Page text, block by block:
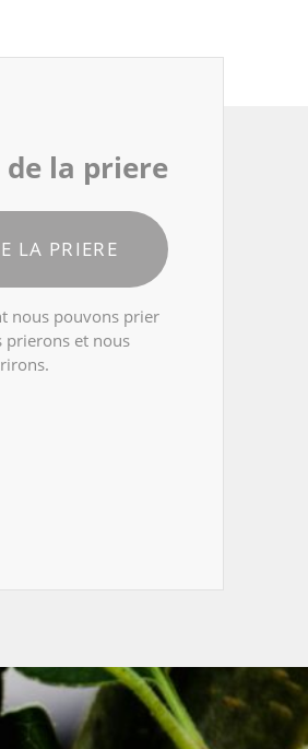
de la priere
LA PRIERE
nous pouvons prier
prierons et nous